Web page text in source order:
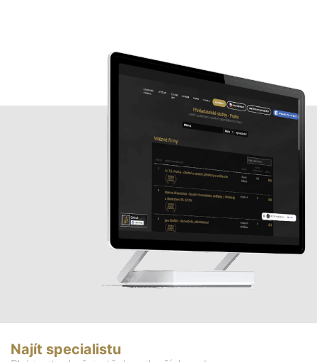
Najít specialistu